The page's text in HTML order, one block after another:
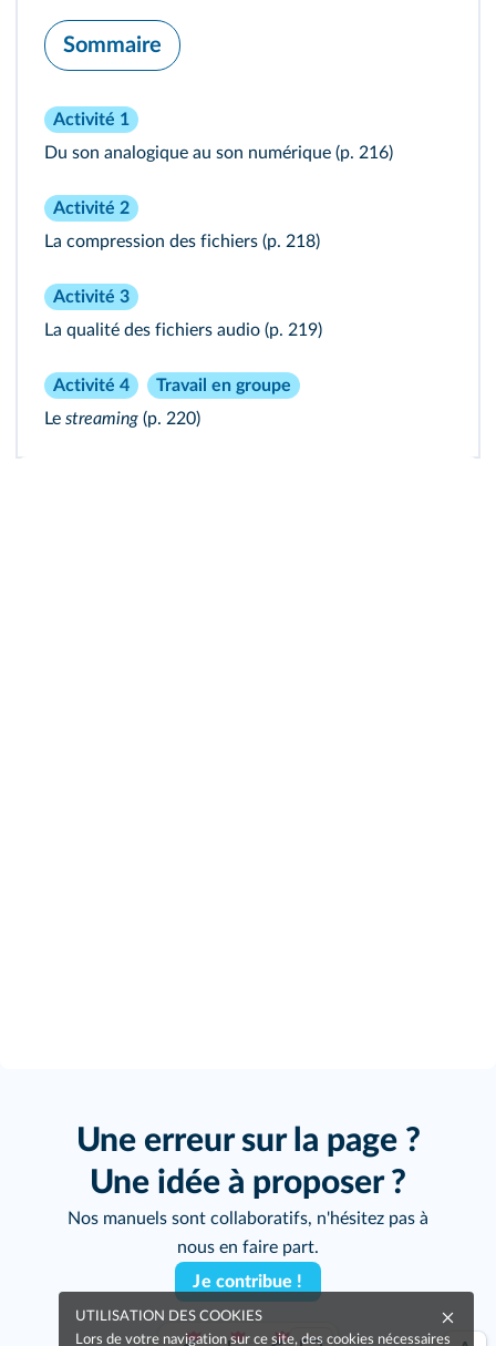
Sommaire
Activité 1
Du son analogique au son numérique (p. 216)
Activité 2
La compression des fichiers (p. 218)
Activité 3
La qualité des fichiers audio (p. 219)
Activité 4
Travail en groupe
Le streaming (p. 220)
Une erreur sur la page ?
Une idée à proposer ?
Nos manuels sont collaboratifs, n'hésitez pas à
nous en faire part.
Je contribue !
UTILISATION DES COOKIES
Lors de votre navigation sur ce site, des cookies nécessaires